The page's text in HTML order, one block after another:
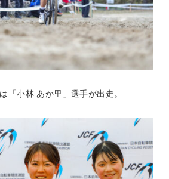
「小林 あか里」選手が出走。